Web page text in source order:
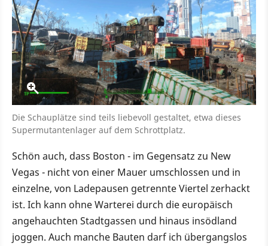
Die Schauplätze sind teils liebevoll gestaltet, etwa dieses
Supermutantenlager auf dem Schrottplatz.
Schön auch, dass Boston - im Gegensatz zu New
Vegas - nicht von einer Mauer umschlossen und in
einzelne, von Ladepausen getrennte Viertel zerhackt
ist. Ich kann ohne Warterei durch die europäisch
angehauchten Stadtgassen und hinaus insödland
joggen. Auch manche Bauten darf ich übergangslos